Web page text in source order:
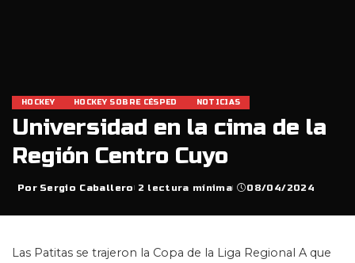
HOCKEY HOCKEY SOBRE CÉSPED NOTICIAS
Universidad en la cima de la
Región Centro Cuyo
Posted
Por Sergio Caballero 2 lectura mínima 08/04/2024
Las Patitas se trajeron la Copa de la Liga Regional A que